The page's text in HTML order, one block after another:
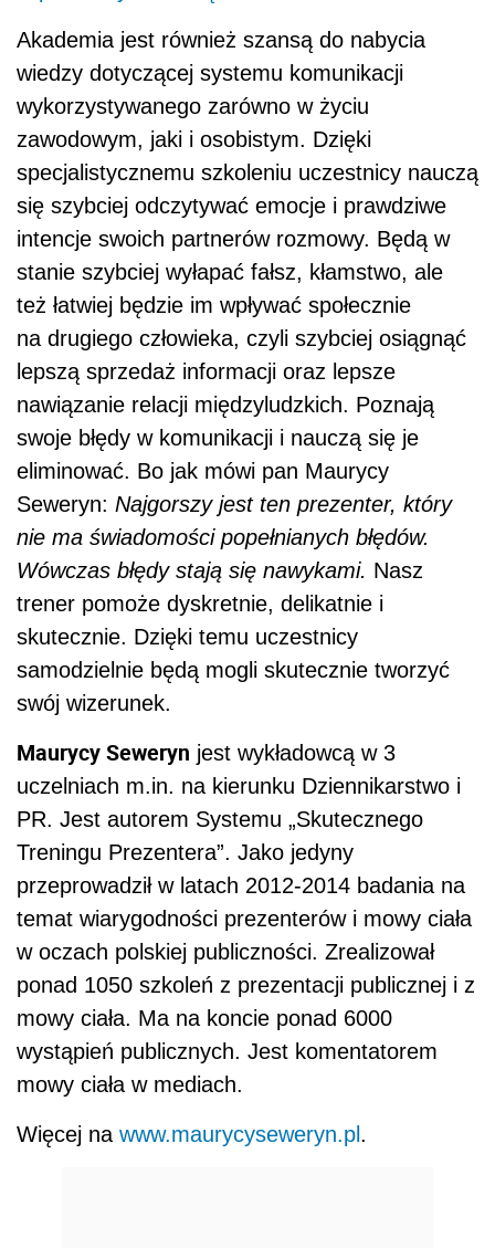
Akademia jest również szansą do nabycia
wiedzy dotyczącej systemu komunikacji
wykorzystywanego zarówno w życiu
zawodowym, jaki i osobistym. Dzięki
specjalistycznemu szkoleniu uczestnicy nauczą
się szybciej odczytywać emocje i prawdziwe
intencje swoich partnerów rozmowy. Będą w
stanie szybciej wyłapać fałsz, kłamstwo, ale
też łatwiej będzie im wpływać społecznie
na drugiego człowieka, czyli szybciej osiągnąć
lepszą sprzedaż informacji oraz lepsze
nawiązanie relacji międzyludzkich. Poznają
swoje błędy w komunikacji i nauczą się je
eliminować. Bo jak mówi pan Maurycy
Seweryn: Najgorszy jest ten prezenter, który
nie ma świadomości popełnianych błędów.
Wówczas błędy stają się nawykami. Nasz
trener pomoże dyskretnie, delikatnie i
skutecznie. Dzięki temu uczestnicy
samodzielnie będą mogli skutecznie tworzyć
swój wizerunek.
Maurycy Seweryn jest wykładowcą w 3
uczelniach m.in. na kierunku Dziennikarstwo i
PR. Jest autorem Systemu „Skutecznego
Treningu Prezentera”. Jako jedyny
przeprowadził w latach 2012-2014 badania na
temat wiarygodności prezenterów i mowy ciała
w oczach polskiej publiczności. Zrealizował
ponad 1050 szkoleń z prezentacji publicznej i z
mowy ciała. Ma na koncie ponad 6000
wystąpień publicznych. Jest komentatorem
mowy ciała w mediach.
Więcej na www.maurycyseweryn.pl .